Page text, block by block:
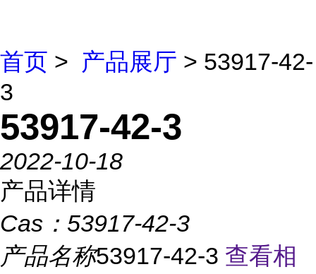
首页 > 产品展厅 > 53917-42-
3
53917-42-3
2022-10-18
产品详情
Cas： 53917-42-3
产品名称53917-42-3 查看相